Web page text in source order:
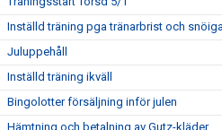
Inställd träning pga tränarbrist och
Juluppehåll
Inställd träning ikväll
Bingolotter försäljning inför julen
Hämtning och betalning av Gutz-kläder